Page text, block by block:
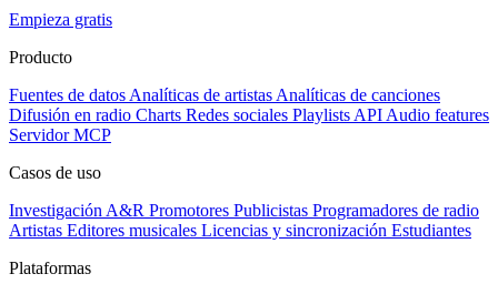
Empieza gratis
Producto
Fuentes de datos Analíticas de artistas Analíticas de canciones
Difusión en radio Charts Redes sociales Playlists API Audio features
Servidor MCP
Casos de uso
Investigación A&R Promotores Publicistas Programadores de radio
Artistas Editores musicales Licencias y sincronización Estudiantes
Plataformas